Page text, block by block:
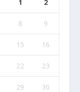
1 2
8 9
15 16
22 23
29 30